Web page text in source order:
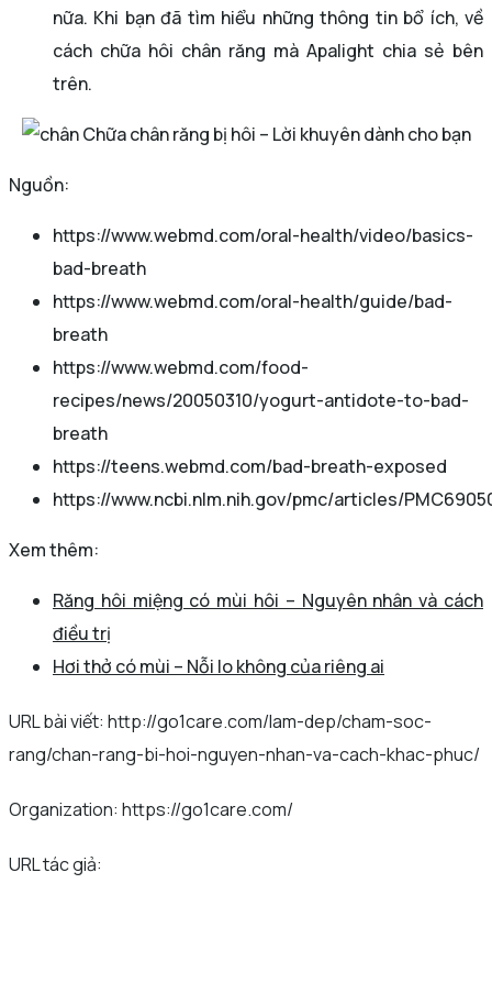
nữa. Khi bạn đã tìm hiểu những thông tin bổ ích, về
cách chữa hôi chân răng mà Apalight chia sẻ bên
trên.
Chữa chân răng bị hôi – Lời khuyên dành cho bạn
Nguồn:
https://www.webmd.com/oral-health/video/basics-
bad-breath
https://www.webmd.com/oral-health/guide/bad-
breath
https://www.webmd.com/food-
recipes/news/20050310/yogurt-antidote-to-bad-
breath
https://teens.webmd.com/bad-breath-exposed
https://www.ncbi.nlm.nih.gov/pmc/articles/
Xem thêm:
Răng hôi miệng có mùi hôi – Nguyên nhân và cách
điều trị
Hơi thở có mùi – Nỗi lo không của riêng ai
URL bài viết: http://go1care.com/lam-dep/cham-soc-
rang/chan-rang-bi-hoi-nguyen-nhan-va-cach-khac-phuc/
Organization: https://go1care.com/
URL tác giả: